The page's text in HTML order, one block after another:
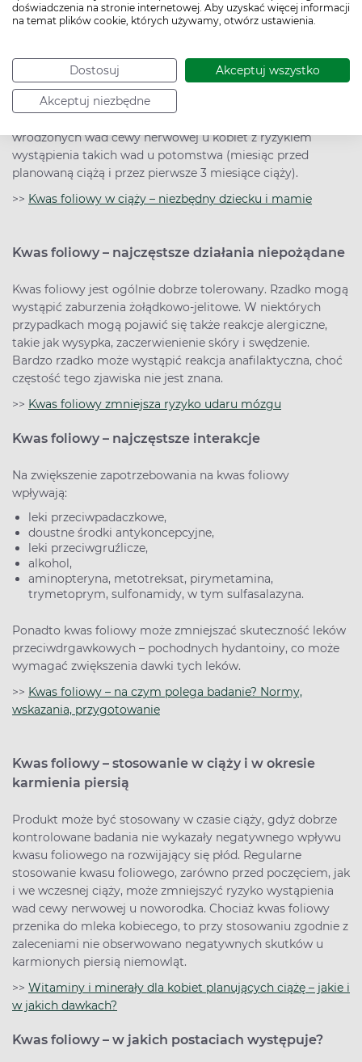
doświadczenia na stronie internetowej. Aby uzyskać więcej informacji
na temat plików cookie, których używamy, otwórz ustawienia.
Dostosuj Akceptuj wszystko
Akceptuj niezbędne
doustne środki antykoncepcyjne,
doustne środki przeciwbakteryjne,
takich jak talasemia i niedokrwistość sierpowata,
u pacjentów poddawanych długotrwałej dializie.
wrodzonych wad cewy nerwowej u kobiet z ryzykiem
wystąpienia takich wad u potomstwa (miesiąc przed
planowaną ciążą i przez pierwsze 3 miesiące ciąży).
>> Kwas foliowy w ciąży – niezbędny dziecku i mamie
Kwas foliowy – najczęstsze działania niepożądane
Kwas foliowy jest ogólnie dobrze tolerowany. Rzadko mogą
wystąpić zaburzenia żołądkowo-jelitowe. W niektórych
przypadkach mogą pojawić się także reakcje alergiczne,
takie jak wysypka, zaczerwienienie skóry i swędzenie.
Bardzo rzadko może wystąpić reakcja anafilaktyczna, choć
częstość tego zjawiska nie jest znana.
>> Kwas foliowy zmniejsza ryzyko udaru mózgu
Kwas foliowy – najczęstsze interakcje
Na zwiększenie zapotrzebowania na kwas foliowy
wpływają:
leki przeciwpadaczkowe,
doustne środki antykoncepcyjne,
leki przeciwgruźlicze,
alkohol,
aminopteryna, metotreksat, pirymetamina,
trymetoprym, sulfonamidy, w tym sulfasalazyna.
Ponadto kwas foliowy może zmniejszać skuteczność leków
przeciwdrgawkowych – pochodnych hydantoiny, co może
wymagać zwiększenia dawki tych leków.
>> Kwas foliowy – na czym polega badanie? Normy,
wskazania, przygotowanie
Kwas foliowy – stosowanie w ciąży i w okresie
karmienia piersią
Produkt może być stosowany w czasie ciąży, gdyż dobrze
kontrolowane badania nie wykazały negatywnego wpływu
kwasu foliowego na rozwijający się płód. Regularne
stosowanie kwasu foliowego, zarówno przed poczęciem, jak
i we wczesnej ciąży, może zmniejszyć ryzyko wystąpienia
wad cewy nerwowej u noworodka. Chociaż kwas foliowy
przenika do mleka kobiecego, to przy stosowaniu zgodnie z
zaleceniami nie obserwowano negatywnych skutków u
karmionych piersią niemowląt.
>> Witaminy i minerały dla kobiet planujących ciążę – jakie i
w jakich dawkach?
Kwas foliowy – w jakich postaciach występuje?